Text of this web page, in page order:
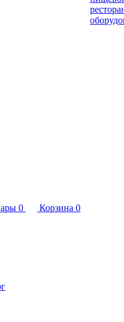
0 Корзина 0